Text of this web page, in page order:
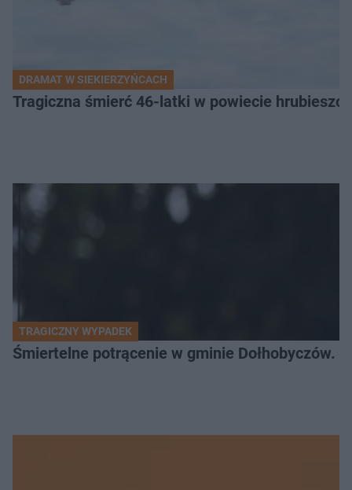
DRAMAT W SIEKIERZYŃCACH
Tragiczna śmierć 46-latki w powiecie
TRAGICZNY WYPADEK
Śmiertelne potrącenie w gminie Dołhobyczów.